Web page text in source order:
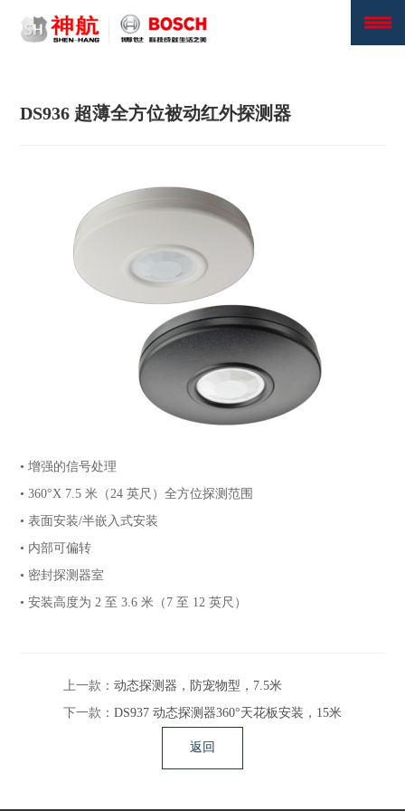
DS936 超薄全方位被动红外探测器
• 增强的信号处理
• 360°X 7.5 米（24 英尺）全方位探测范围
• 表面安装/半嵌入式安装
• 内部可偏转
• 密封探测器室
• 安装高度为 2 至 3.6 米（7 至 12 英尺）
上一款： 动态探测器，防宠物型，7.5米
下一款： DS937 动态探测器360°天花板安装，15米
返回